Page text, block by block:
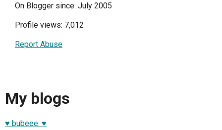
On Blogger since: July 2005
Profile views: 7,012
Report Abuse
My blogs
♥ bubeee. ♥